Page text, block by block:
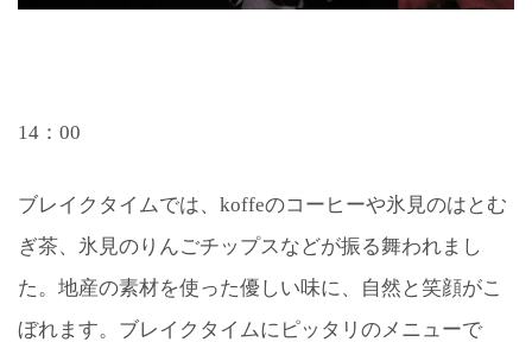
14：00
ブレイクタイムでは、koffeのコーヒーや氷見のはとむ
ぎ茶、氷見のりんごチップスなどが振る舞われまし
た。地産の素材を使った優しい味に、自然と笑顔がこ
ぼれます。ブレイクタイムにピッタリのメニューで